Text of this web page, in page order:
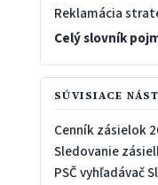
Reklamácia
Celý slovník
SÚVISIACE
Cenník zásielok
Sledovanie
PSČ vyhľadávač